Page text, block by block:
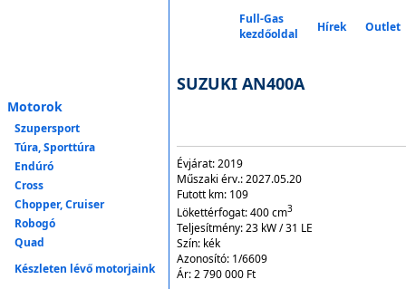
Motorok
Szupersport
Túra, Sporttúra
Endúró
Cross
Chopper, Cruiser
Robogó
Quad
Készleten lévő motorjaink
Full-Gas
kezdőoldal
Hírek Outlet
SUZUKI AN400A
Évjárat:2019
Műszaki érv.:2027.05.20
Futott km: 109
Lökettérfogat:400cm3
Teljesítmény:23 kW / 31 LE
Szín: kék
Azonosító: 1/6609
Ár:2 790 000 Ft